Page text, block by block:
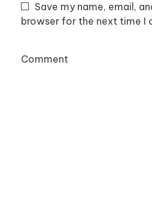
Save my name, email,
browser for the next time I
Comment